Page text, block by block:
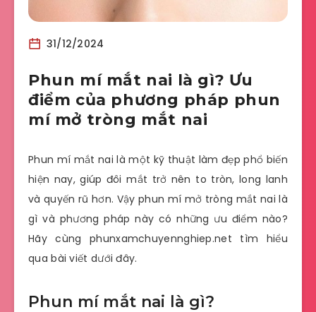
31/12/2024
Phun mí mắt nai là gì? Ưu
điểm của phương pháp phun
mí mở tròng mắt nai
Phun mí mắt nai là một kỹ thuật làm đẹp phổ biến
hiện nay, giúp đôi mắt trở nên to tròn, long lanh
và quyến rũ hơn. Vậy phun mí mở tròng mắt nai là
gì và phương pháp này có những ưu điểm nào?
Hãy cùng phunxamchuyennghiep.net tìm hiểu
qua bài viết dưới đây.
Phun mí mắt nai là gì?